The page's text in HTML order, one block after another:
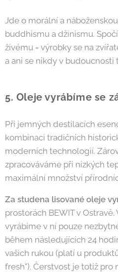
Jde o morální a
buddhismu a džinismu.
živému = výrobky se na
a ani se nikdy v budoucnosti
5. Oleje vyrábíme se
Při jemných destilacích
kombinaci tradičních
moderních technologií.
zpracováváme při nízkých
maximální množství
Za studena lisované oleje
prostorách BEWIT v
vyrábíme v ní pouze
během následujících 24
vašich rukou (platí u
fresh"). Čerstvost je totiž pro